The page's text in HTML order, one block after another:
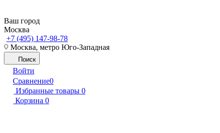
Ваш город
Москва
+7 (495) 147-98-78
Москва, метро Юго-Западная
Поиск
Войти
Сравнение0
Избранные товары 0
Корзина 0